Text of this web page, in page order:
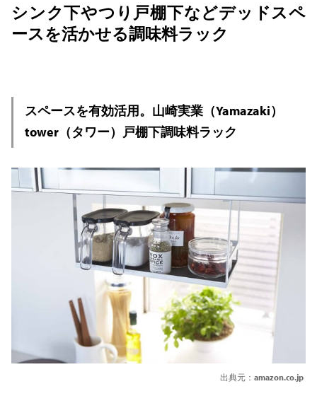
シンク下やつり戸棚下などデッドスペ
ースを活かせる調味料ラック
スペースを有効活用。山崎実業（Yamazaki）
tower（タワー）戸棚下調味料ラック
出典元： amazon.co.jp